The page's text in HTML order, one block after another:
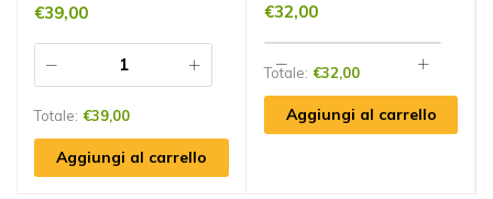
€39,00
Totale: €39,00
Aggiungi al carrello
€32,00
Totale: €32,00
Aggiungi al carrello